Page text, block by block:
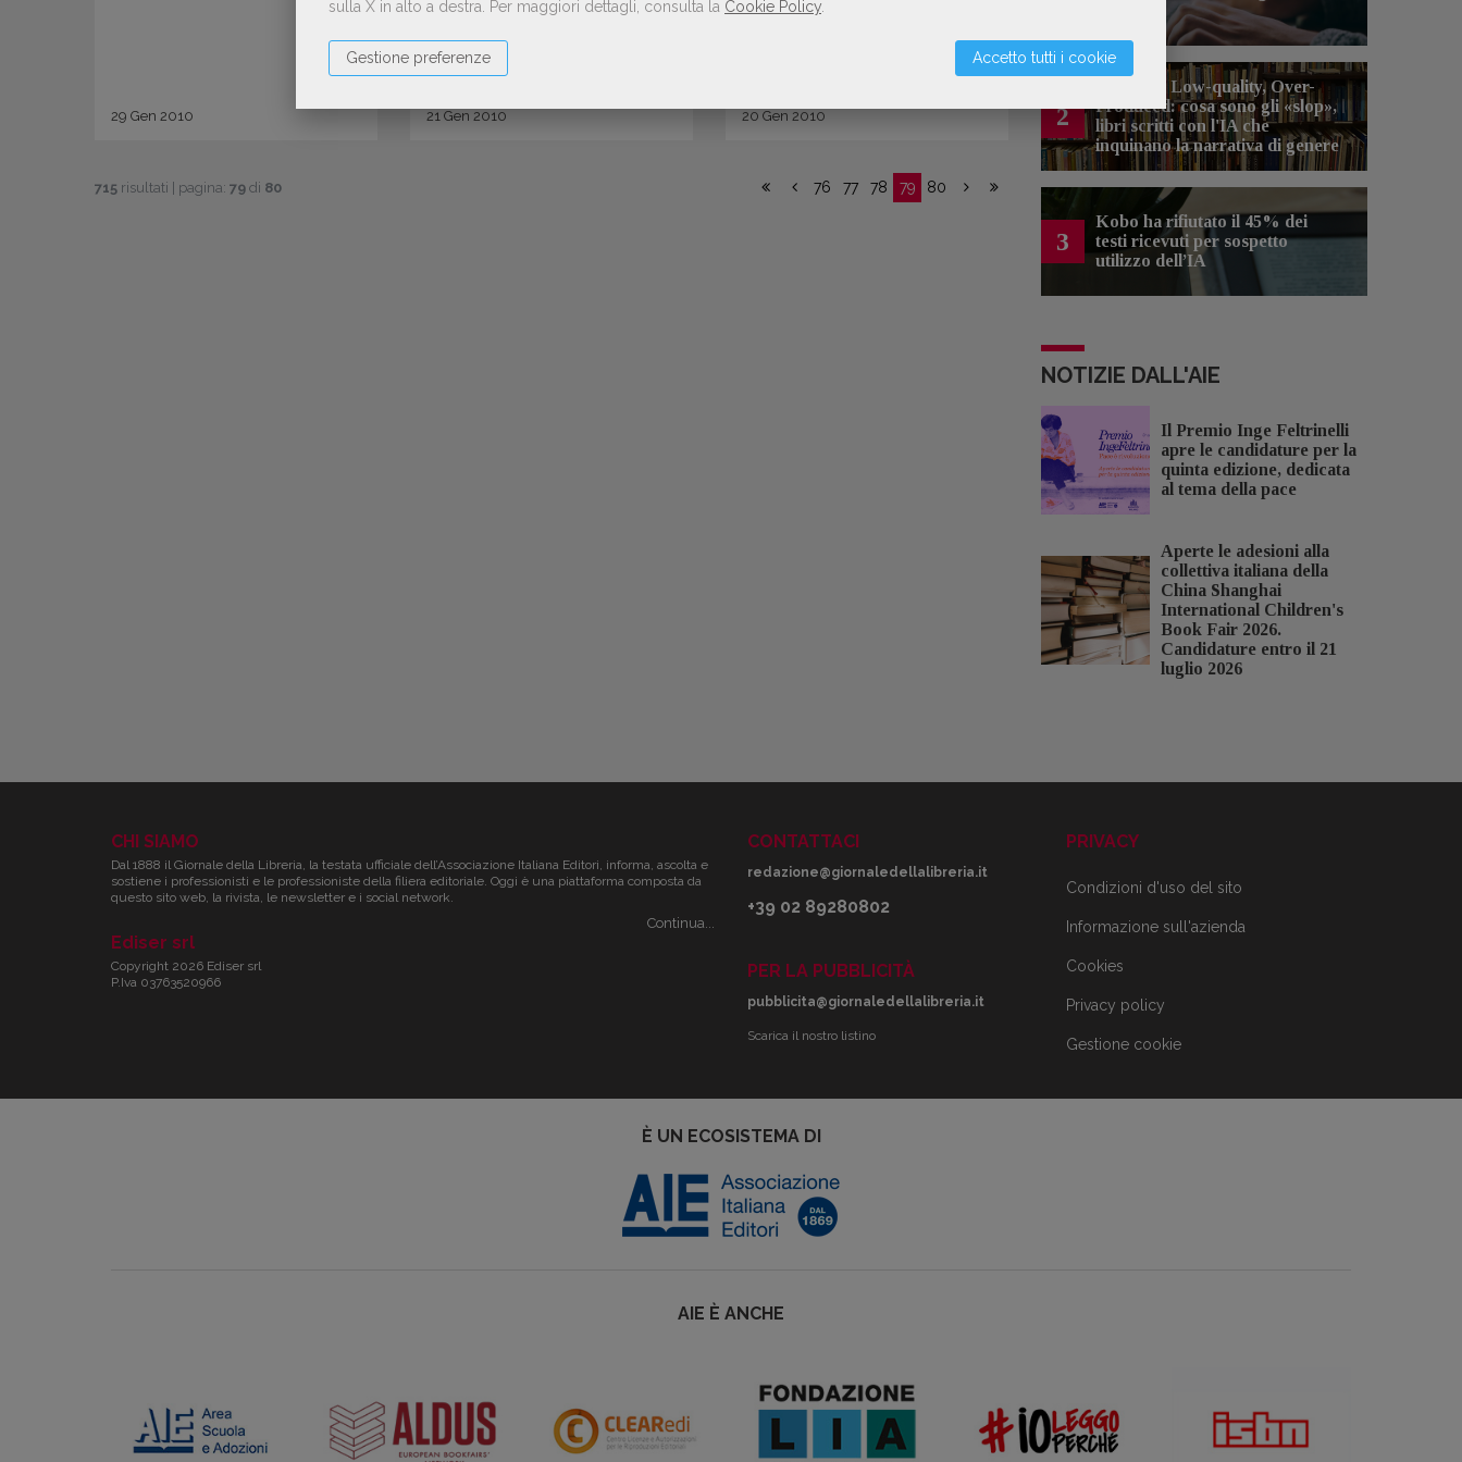
sulla X in alto a destra.
Per maggiori dettagli, consulta la Cookie Policy
Accetto tutti i cookie
Gestione preferenze
29 Gen 2010 21 Gen 2010 20 Gen 2010
715 risultati | pagina: 79 di 80 76 77 78 79 80
2
Spammy, Low-quality, Over-
Produced: cosa sono gli «slop»,
libri scritti con l'IA che
inquinano la narrativa di genere
3
Kobo ha rifiutato il 45% dei
testi ricevuti per sospetto
utilizzo dell’IA
NOTIZIE DALL'AIE
Il Premio Inge Feltrinelli
apre le candidature per la
quinta edizione, dedicata
al tema della pace
Aperte le adesioni alla
collettiva italiana della
China Shanghai
International Children's
Book Fair 2026.
Candidature entro il 21
luglio 2026
CHI SIAMO
Dal 1888 il Giornale della Libreria, la testata ufficiale dell’Associazione Italiana Editori, informa, ascolta e
sostiene i professionisti e le professioniste della filiera editoriale. Oggi è una piattaforma composta da
questo sito web, la rivista, le newsletter e i social network.
Continua...
Ediser srl
Copyright 2026 Ediser srl
P.Iva 03763520966
CONTATTACI
redazione@giornaledellalibreria.it
+39 02 89280802
PER LA PUBBLICITÀ
pubblicita@giornaledellalibreria.it
Scarica il nostro listino
PRIVACY
Condizioni d'uso del sito
Informazione sull'azienda
Cookies
Privacy policy
Gestione cookie
È UN ECOSISTEMA DI
AIE È ANCHE